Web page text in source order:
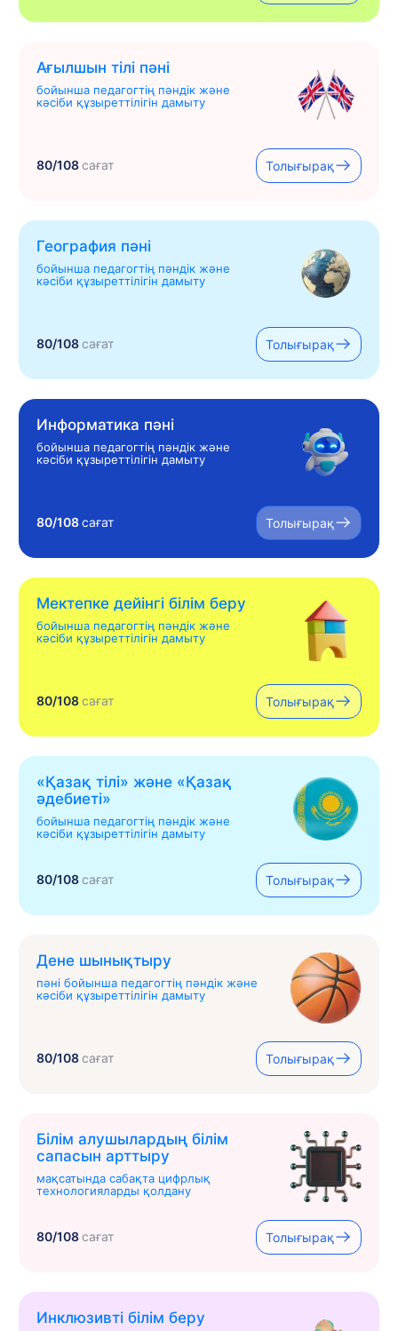
Ағылшын тілі пәні
бойынша педагогтің пәндік және
кәсіби құзыреттілігін дамыту
80/108сағат Толығырақ
География пәні
бойынша педагогтің пәндік және
кәсіби құзыреттілігін дамыту
80/108сағат Толығырақ
Информатика пәні
бойынша педагогтің пәндік және
кәсіби құзыреттілігін дамыту
80/108сағат Толығырақ
Мектепке дейінгі білім беру
бойынша педагогтің пәндік және
кәсіби құзыреттілігін дамыту
80/108сағат Толығырақ
«Қазақ тілі» жəне «Қазақ
əдебиеті»
бойынша педагогтің пәндік және
кәсіби құзыреттілігін дамыту
80/108сағат Толығырақ
Дене шынықтыру
пәні бойынша педагогтің пәндік және
кәсіби құзыреттілігін дамыту
80/108сағат Толығырақ
Білім алушылардың білім
сапасын арттыру
мақсатында сабақта цифрлық
технологияларды қолдану
80/108сағат Толығырақ
Инклюзивті білім беру